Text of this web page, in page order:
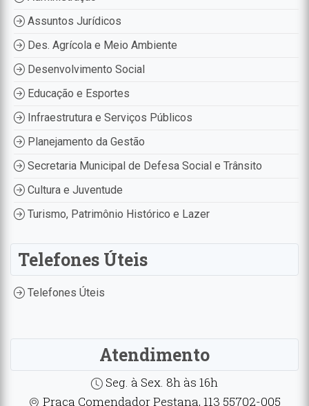
Assuntos Jurídicos
Des. Agrícola e Meio Ambiente
Desenvolvimento Social
Educação e Esportes
Infraestrutura e Serviços Públicos
Planejamento da Gestão
Secretaria Municipal de Defesa Social e Trânsito
Cultura e Juventude
Turismo, Patrimônio Histórico e Lazer
Telefones Úteis
Telefones Úteis
Atendimento
Seg. à Sex. 8h às 16h
Praça Comendador Pestana, 113 55702-005